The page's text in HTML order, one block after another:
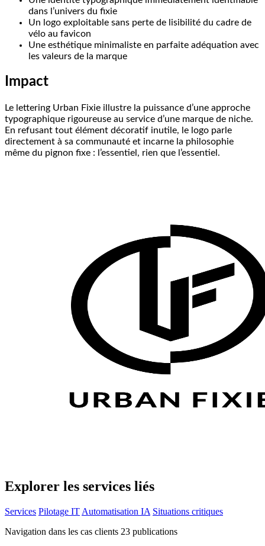
dans l’univers du fixie
Un logo exploitable sans perte de lisibilité du cadre de
vélo au favicon
Une esthétique minimaliste en parfaite adéquation avec
les valeurs de la marque
Impact
Le lettering Urban Fixie illustre la puissance d’une approche
typographique rigoureuse au service d’une marque de niche.
En refusant tout élément décoratif inutile, le logo parle
directement à sa communauté et incarne la philosophie
même du pignon fixe : l’essentiel, rien que l’essentiel.
Explorer les services liés
Services Pilotage IT Automatisation IA Situations critiques
Navigation dans les cas clients 23 publications